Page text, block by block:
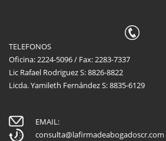
TELEFONOS
Oficina: 2224-5096 / Fax: 2283-7337
Lic Rafael Rodriguez S: 8826-8822
Licda. Yamileth Fernández S: 8835-6129
EMAIL:
consulta@lafirmadeabogadoscr.com